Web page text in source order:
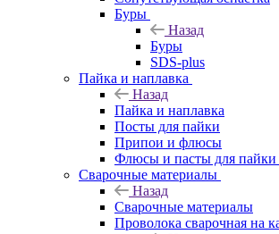
Буры
Назад
Буры
SDS-plus
Пайка и наплавка
Назад
Пайка и наплавка
Посты для пайки
Припои и флюсы
Флюсы и пасты для
Сварочные материалы
Назад
Сварочные материалы
Проволока сварочная на